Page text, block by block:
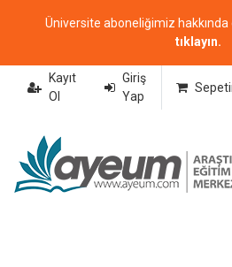
Üniversite aboneliğimiz hakkında
tıklayın.
Kayıt
Ol
Giriş
Yap